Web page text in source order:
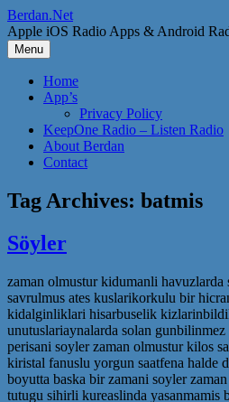
Skip
to
content
Berdan.Net
Apple iOS Radio Apps & Android
Menu
Home
App’s
Privacy Policy
KeepOne Radio – Listen Radio
About Berdan
Contact
Tag Archives: batmis
Söyler
zaman olmustur kidumanli
savrulmus ates kuslarikorkulu bir
kidalginliklari hisarbuselik
unutuslariaynalarda solan
perisani soyler zaman olmustur kilos
kiristal fanuslu yorgun saatfena halde
boyutta baska bir zamani soyler
tutugu sihirli kureaslinda